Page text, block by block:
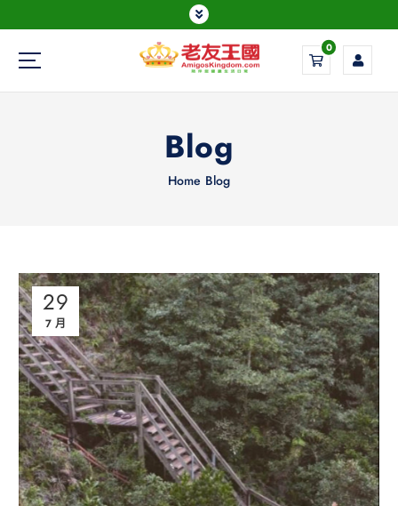
Everything is possible
0
Blog
Home Blog
29
7 月